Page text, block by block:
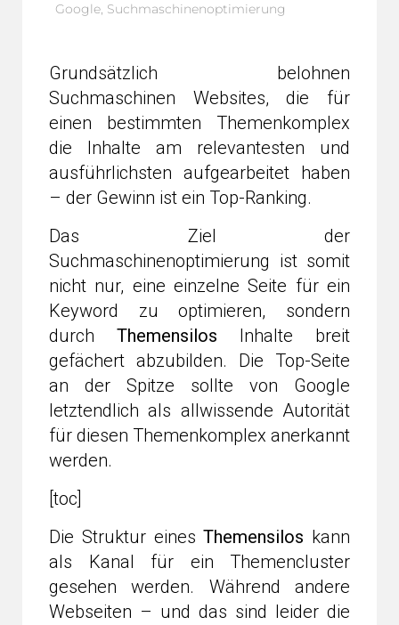
Google, Suchmaschinenoptimierung
Grundsätzlich belohnen
Suchmaschinen Websites, die für
einen bestimmten Themenkomplex
die Inhalte am relevantesten und
ausführlichsten aufgearbeitet haben
– der Gewinn ist ein Top-Ranking.
Das Ziel der
Suchmaschinenoptimierung ist somit
nicht nur, eine einzelne Seite für ein
Keyword zu optimieren, sondern
durch Themensilos Inhalte breit
gefächert abzubilden. Die Top-Seite
an der Spitze sollte von Google
letztendlich als allwissende Autorität
für diesen Themenkomplex anerkannt
werden.
[toc]
Die Struktur einesThemensilos kann
als Kanal für ein Themencluster
gesehen werden. Während andere
Webseiten – und das sind leider die